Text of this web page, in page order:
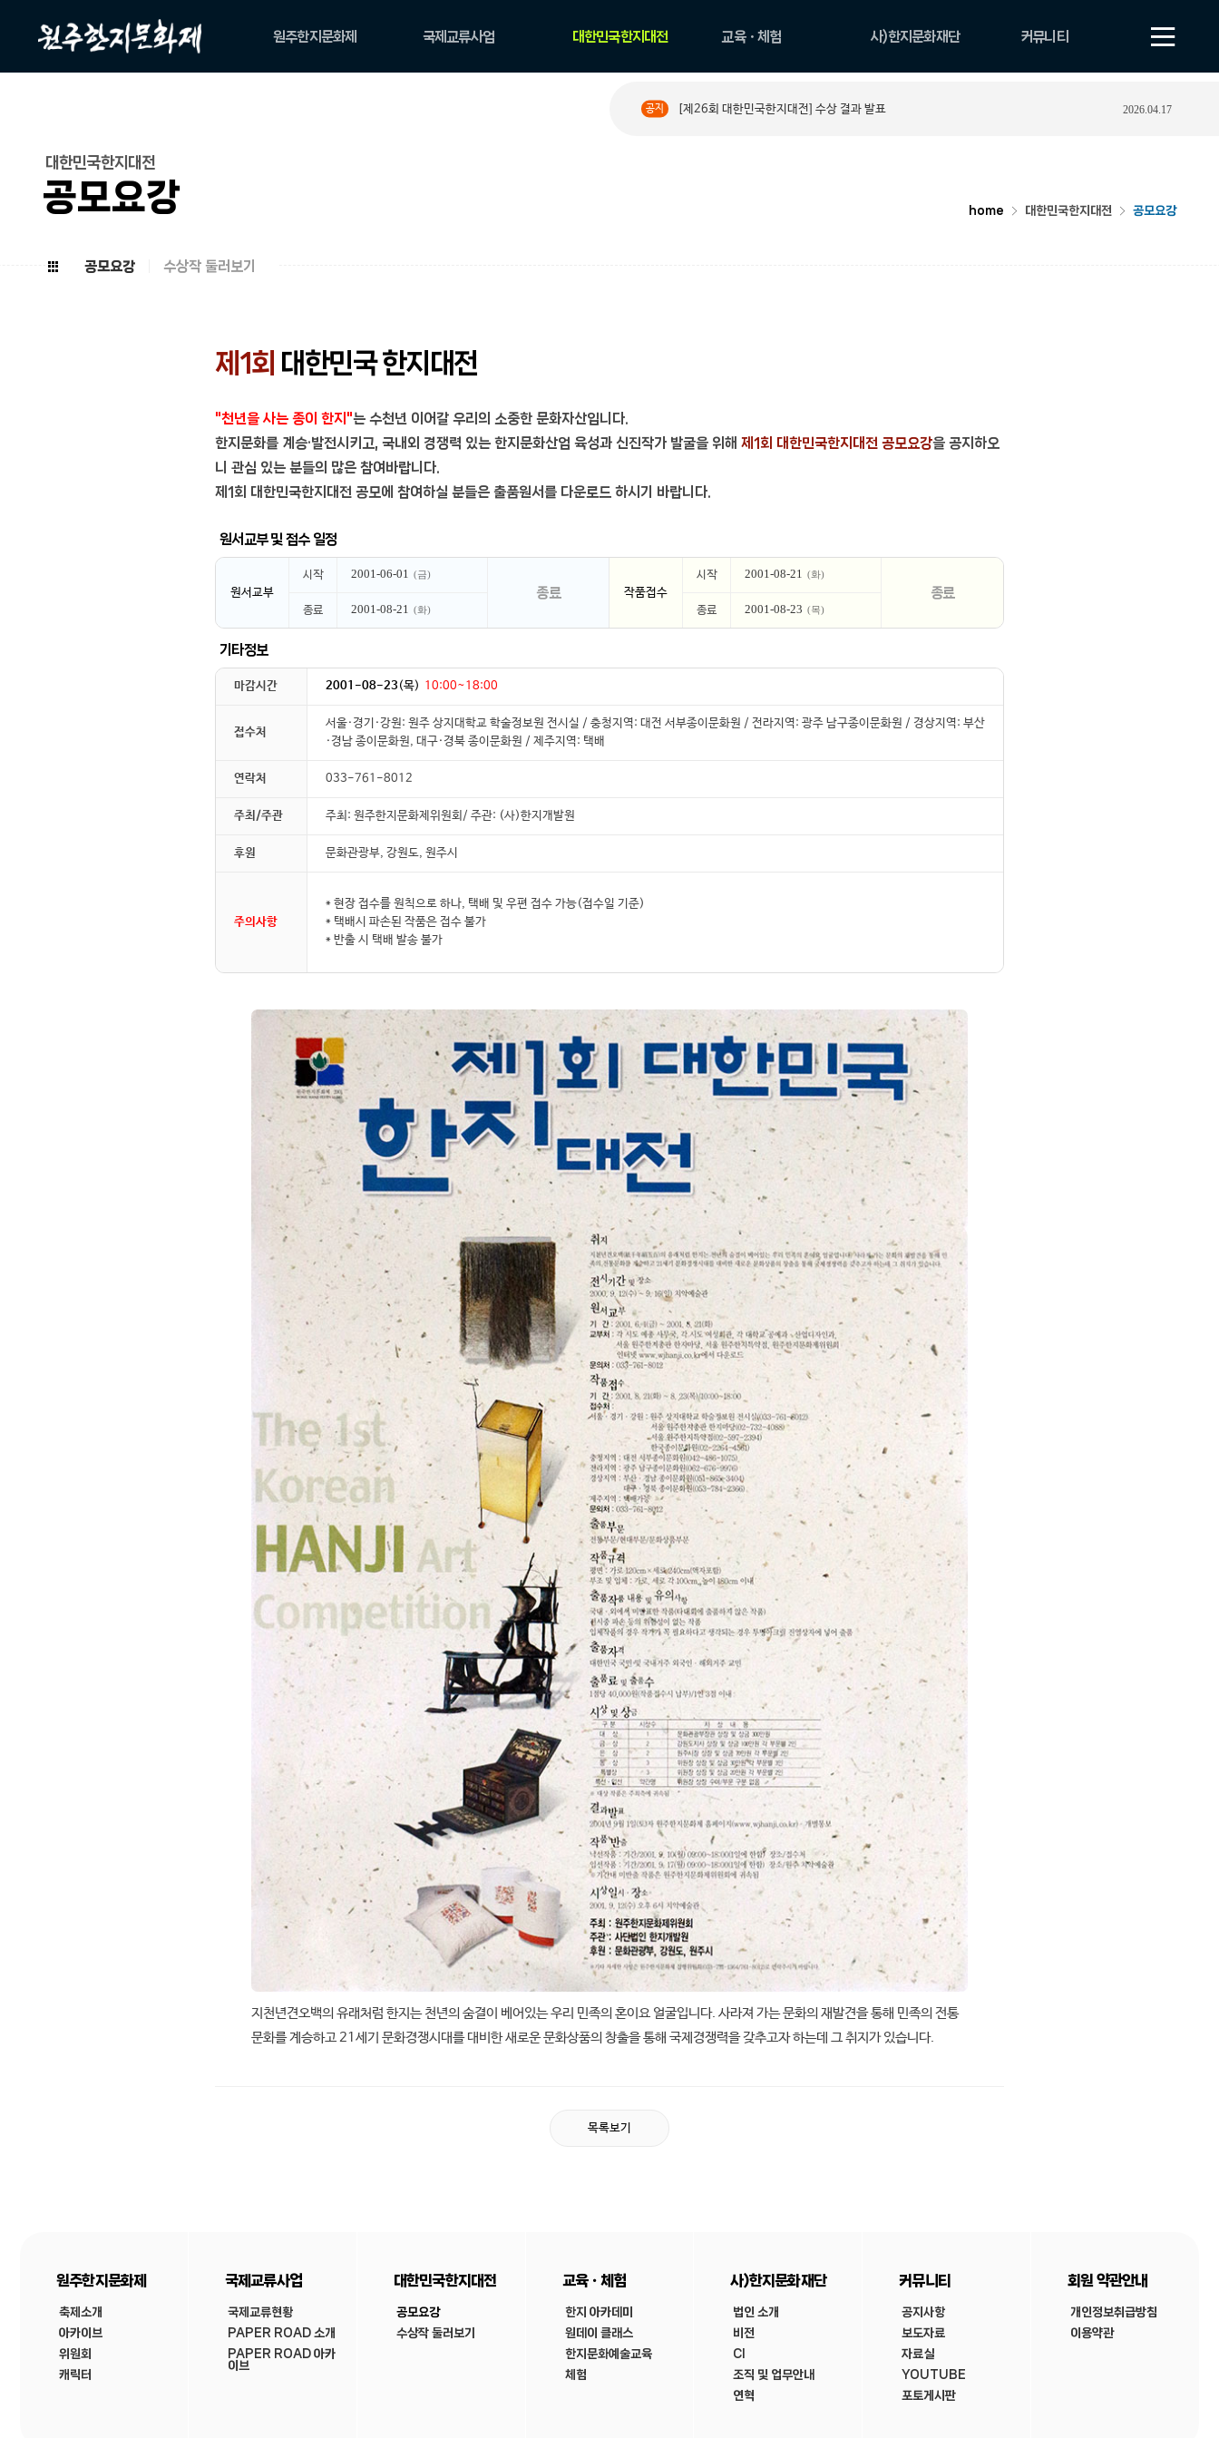
원주한지문화제 국제교류사업 대한민국한지대전
수상작 둘러보기
교육ㆍ체험 사)한지문화재단 커뮤니티
공지 [제26회 대한민국한지대전] 수상 결과 발표 2026.04.17
대한민국한지대전
공모요강 home 대한민국한지대전 공모요강
공모요강 수상작 둘러보기
제1회 대한민국 한지대전
"천년을 사는 종이 한지"는 수천년 이어갈 우리의 소중한 문화자산입니다.
한지문화를 계승·발전시키고, 국내외 경쟁력 있는 한지문화산업 육성과 신진작가 발굴을 위해 제1회 대한민국한지대전 공모요강을 공지하오
니 관심 있는 분들의 많은 참여바랍니다.
제1회 대한민국한지대전 공모에 참여하실 분들은 출품원서를 다운로드 하시기 바랍니다.
원서교부 및 접수 일정
원서교부
2001-06-01 (금)
2001-08-21 (화)
종료 작품접수
2001-08-21 (화)
2001-08-23 (목)
종료
기타정보
마감시간 2001-08-23 (목) 10:00~18:00
접수처
서울·경기·강원: 원주 상지대학교 학술정보원 전시실 / 충청지역: 대전 서부종이문화원 / 전라지역: 광주 남구종이문화원 / 경상지역: 부산
·경남 종이문화원, 대구·경북 종이문화원 / 제주지역: 택배
연락처 033-761-8012
주최/주관 주최: 원주한지문화제위원회/ 주관: (사)한지개발원
후원 문화관광부, 강원도, 원주시
주의사항
* 현장 접수를 원칙으로 하나, 택배 및 우편 접수 가능(접수일 기준)
* 택배시 파손된 작품은 접수 불가
* 반출 시 택배 발송 불가
지천년견오백의 유래처럼 한지는 천년의 숨결이 베어있는 우리 민족의 혼이요 얼굴입니다. 사라져 가는 문화의 재발견을 통해 민족의 전통
문화를 계승하고 21세기 문화경쟁시대를 대비한 새로운 문화상품의 창출을 통해 국제경쟁력을 갖추고자 하는데 그 취지가 있습니다.
목록보기
원주한지문화제
축제소개
아카이브
위원회
캐릭터
국제교류사업
국제교류현황
PAPER ROAD 소개
PAPER ROAD 아카
이브
대한민국한지대전
공모요강
수상작 둘러보기
교육ㆍ체험
한지 아카데미
원데이 클래스
한지문화예술교육
체험
사)한지문화재단
법인 소개
비전
CI
조직 및 업무안내
연혁
커뮤니티
공지사항
보도자료
자료실
YOUTUBE
포토게시판
회원 약관안내
개인정보취급방침
이용약관